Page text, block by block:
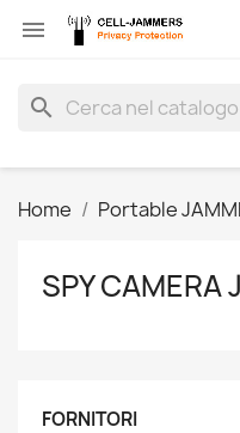

search
Home Portable
SPY CAMERA
FORNITORI